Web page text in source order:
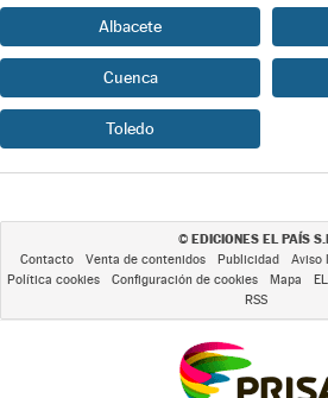
Albacete
Cuenca
Toledo
© EDICIONES EL PAÍS
Contacto Venta de contenidos Publicidad Aviso
Política cookies
Configuración de cookies Mapa
RSS